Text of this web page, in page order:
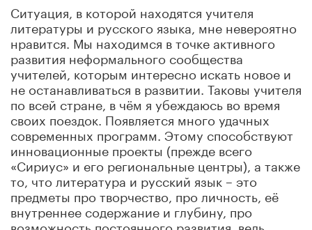
Ситуация, в которой находятся учителя
литературы и русского языка, мне невероятно
нравится. Мы находимся в точке активного
развития неформального сообщества
учителей, которым интересно искать новое и
не останавливаться в развитии. Таковы учителя
по всей стране, в чём я убеждаюсь во время
своих поездок. Появляется много удачных
современных программ. Этому способствуют
инновационные проекты (прежде всего
«Сириус» и его региональные центры), а также
то, что литература и русский язык – это
предметы про творчество, про личность, её
внутреннее содержание и глубину, про
возможность постоянного развития, ведь